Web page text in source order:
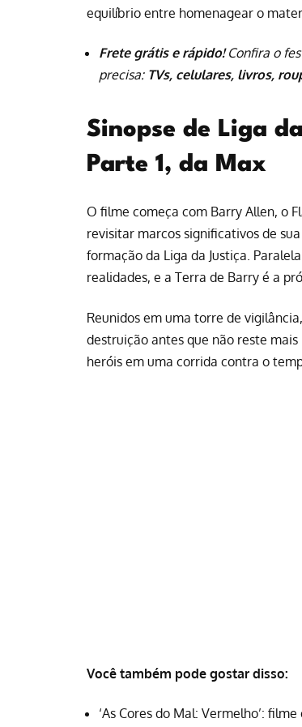
equilíbrio entre homenagear o
Frete grátis e rápido!Confira o
precisa: TVs, celulares, livros,
Sinopse de Liga
Parte 1, da Max
O filme começa com Barry Allen, o
revisitar marcos significativos de
formação da Liga da Justiça.
realidades, e a Terra de Barry é a
Reunidos em uma torre de
destruição antes que não reste
heróis em uma corrida contra o
Você também pode gostar disso:
‘As Cores do Mal: Vermelho’: